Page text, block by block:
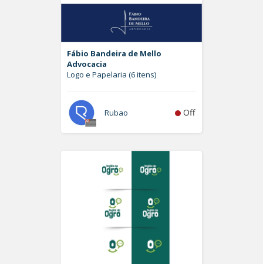
Fábio Bandeira de Mello
Advocacia
Logo e Papelaria (6 itens)
Rubao Off